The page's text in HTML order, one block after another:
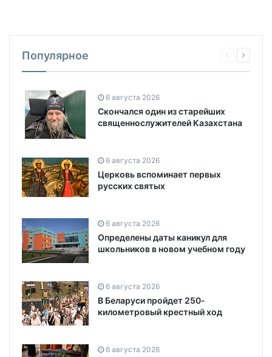
Популярное
6 августа 2026
Скончался один из старейших
священнослужителей Казахстана
6 августа 2026
Церковь вспоминает первых
русских святых
6 августа 2026
Определены даты каникул для
школьников в новом учебном году
6 августа 2026
В Беларуси пройдет 250-
километровый крестный ход
6 августа 2026